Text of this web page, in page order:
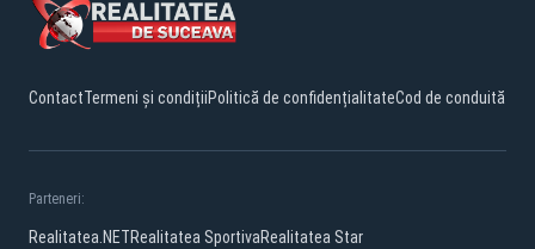
ContactTermeni și condițiiPolitică de confidențialitateCod de conduită
Parteneri:
Realitatea.NETRealitatea SportivaRealitatea Star